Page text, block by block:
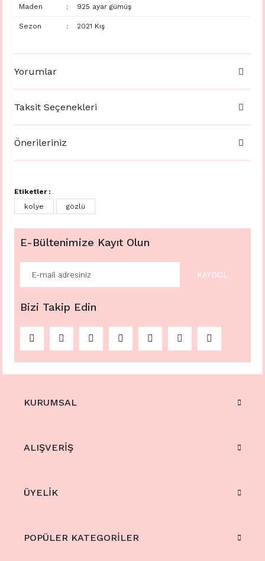
Maden : 925 ayar gümüş
Sezon : 2021 Kış
Yorumlar
Taksit Seçenekleri
Önerileriniz
Etiketler :
kolye
gözlü
E-Bültenimize Kayıt Olun
KAYDOL
Bizi Takip Edin
KURUMSAL
ALIŞVERİŞ
ÜYELİK
POPÜLER KATEGORİLER